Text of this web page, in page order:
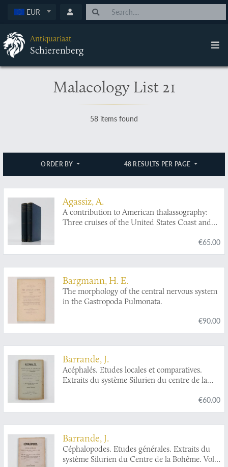
EUR
Antiquariaat
Schierenberg
Malacology List 21
58 items found
ORDER BY 48 RESULTS PER PAGE
Agassiz, A.
A contribution to American thalassography:
Three cruises of the United States Coast and
Mexico, in the Caribbean Sea, and along the
Atlantic Coast of the United States, from 1877
€65.00
Bargmann, H. E.
The morphology of the central nervous system
in the Gastropoda Pulmonata.
€90.00
Barrande, J.
Acéphalés. Etudes locales et comparatives.
Extraits du système Silurien du centre de la
€60.00
Barrande, J.
Céphalopodes. Etudes générales. Extraits du
système Silurien du Centre de la Bohême. Vol.